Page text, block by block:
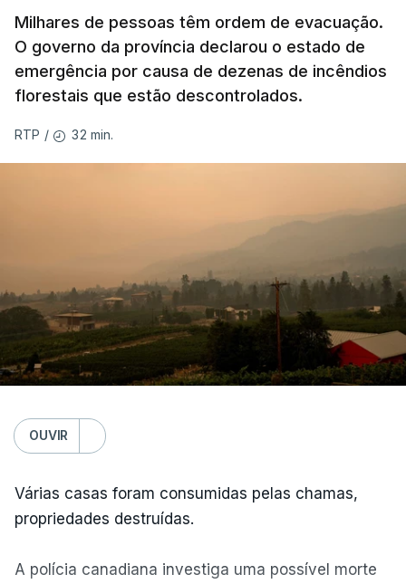
Milhares de pessoas têm ordem de evacuação.
O governo da província declarou o estado de
emergência por causa de dezenas de incêndios
florestais que estão descontrolados.
RTP / 32 min.
OUVIR
Várias casas foram consumidas pelas chamas,
propriedades destruídas.
A polícia canadiana investiga uma possível morte